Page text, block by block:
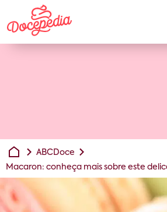
ABCDoce
Macaron: conheça mais sobre este